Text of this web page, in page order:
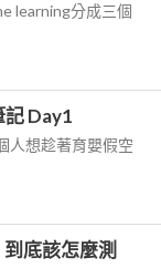
learning分成三個
Day1
人想趁著育嬰假空
底該怎麼測